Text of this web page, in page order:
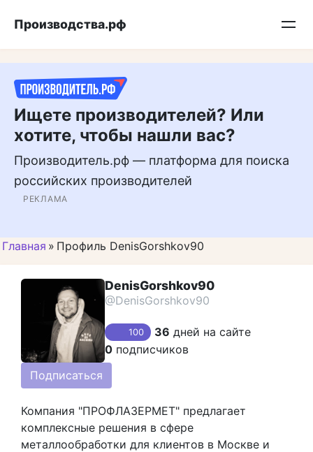
Подписывайтесь на нас в MAX
Производства.рф
Ищете производителей? Или
хотите, чтобы нашли вас?
Производитель.рф — платформа для поиска
российских производителей
РЕКЛАМА
Главная » Профиль DenisGorshkov90
DenisGorshkov90
@DenisGorshkov90
100 36 дней на сайте
0 подписчиков
Подписаться
Компания "ПРОФЛАЗЕРМЕТ" предлагает
комплексные решения в сфере
металлообработки для клиентов в Москве и